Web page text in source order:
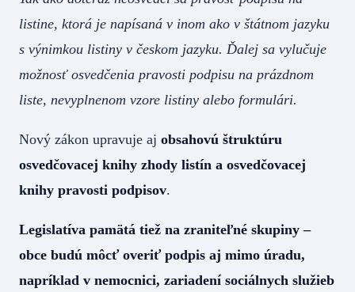
listine, ktorá je napísaná v inom ako v štátnom jazyku
s výnimkou listiny v českom jazyku. Ďalej sa vylučuje
možnosť osvedčenia pravosti podpisu na prázdnom
liste, nevyplnenom vzore listiny alebo formulári.
Nový zákon upravuje aj obsahovú štruktúru
osvedčovacej knihy zhody listín a osvedčovacej
knihy pravosti podpisov.
Legislatíva pamätá tiež na zraniteľné skupiny –
obce budú môcť overiť podpis aj mimo úradu,
napríklad v nemocnici, zariadení sociálnych služieb